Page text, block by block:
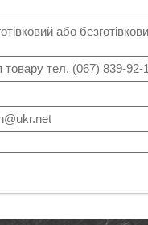
або
тел. (067) 839-